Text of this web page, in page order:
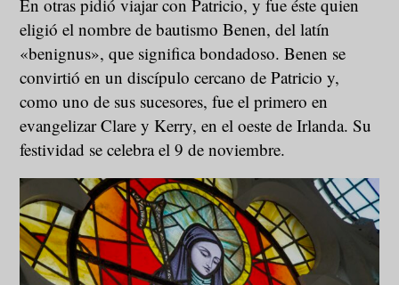
En otras pidió viajar con Patricio, y fue éste quien
eligió el nombre de bautismo Benen, del latín
«benignus», que significa bondadoso. Benen se
convirtió en un discípulo cercano de Patricio y,
como uno de sus sucesores, fue el primero en
evangelizar Clare y Kerry, en el oeste de Irlanda. Su
festividad se celebra el 9 de noviembre.